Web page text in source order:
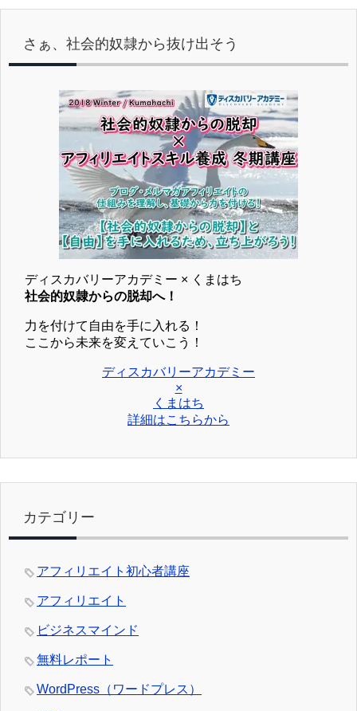
さぁ、社会的奴隷から抜け出そう
ディスカバリーアカデミー × くまはち
社会的奴隷からの脱却へ！
力を付けて自由を手に入れる！
ここから未来を変えていこう！
ディスカバリーアカデミー
×
くまはち
詳細はこちらから
カテゴリー
アフィリエイト初心者講座
アフィリエイト
ビジネスマインド
無料レポート
WordPress（ワードプレス）